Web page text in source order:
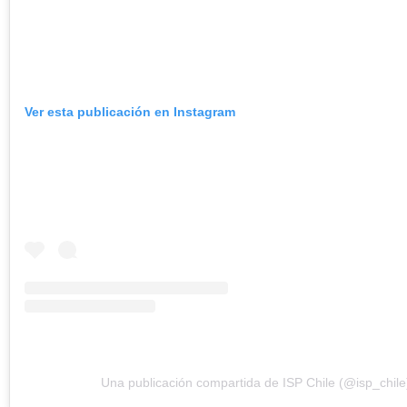
Ver esta publicación en Instagram
Una publicación compartida de ISP Chile